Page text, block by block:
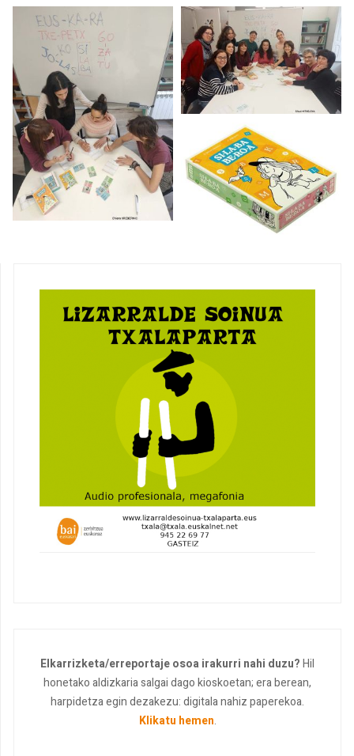
Elkarrizketa/erreportaje osoa irakurri nahi duzu?Hil
honetako aldizkaria salgai dago kioskoetan; era berean,
harpidetza egin dezakezu: digitala nahiz paperekoa.
Klikatu hemen.